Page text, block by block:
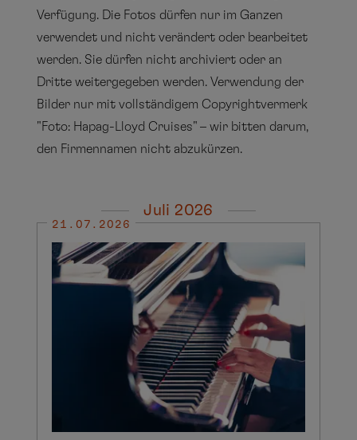
Verfügung. Die Fotos dürfen nur im Ganzen
verwendet und nicht verändert oder bearbeitet
werden. Sie dürfen nicht archiviert oder an
Dritte weitergegeben werden. Verwendung der
Bilder nur mit vollständigem Copyrightvermerk
"Foto: Hapag-Lloyd Cruises" – wir bitten darum,
den Firmennamen nicht abzukürzen.
Juli 2026
21.07.2026